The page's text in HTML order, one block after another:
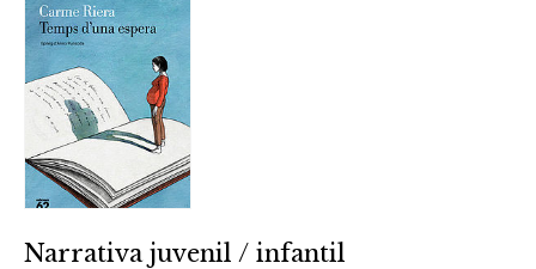
Narrativa juvenil / infantil